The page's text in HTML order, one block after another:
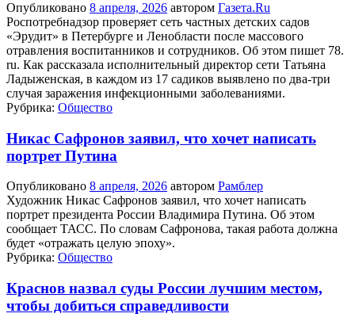
Опубликовано 8 апреля, 2026 автором Газета.Ru
Роспотребнадзор проверяет сеть частных детских садов
«Эрудит» в Петербурге и Ленобласти после массового
отравления воспитанников и сотрудников. Об этом пишет 78.
ru. Как рассказала исполнительный директор сети Татьяна
Ладыженская, в каждом из 17 садиков выявлено по два-три
случая заражения инфекционными заболеваниями.
Рубрика: Общество
Никас Сафронов заявил, что хочет написать
портрет Путина
Опубликовано 8 апреля, 2026 автором Рамблер
Художник Никас Сафронов заявил, что хочет написать
портрет президента России Владимира Путина. Об этом
сообщает ТАСС. По словам Сафронова, такая работа должна
будет «отражать целую эпоху».
Рубрика: Общество
Краснов назвал суды России лучшим местом,
чтобы добиться справедливости